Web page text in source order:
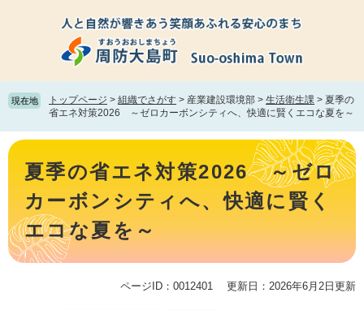
頭
で
飛
ば
て
現在地 トップページ > 組織でさがす > 産業建設環境部 > 生活衛生課 > 夏季の
省エネ対策2026 ～ゼロカーボンシティへ、快適に賢くエコな夏を～
本
夏季の省エネ対策2026 ～ゼロ
カーボンシティへ、快適に賢く
エコな夏を～
ページID：0012401 更新日：2026年6月2日更新